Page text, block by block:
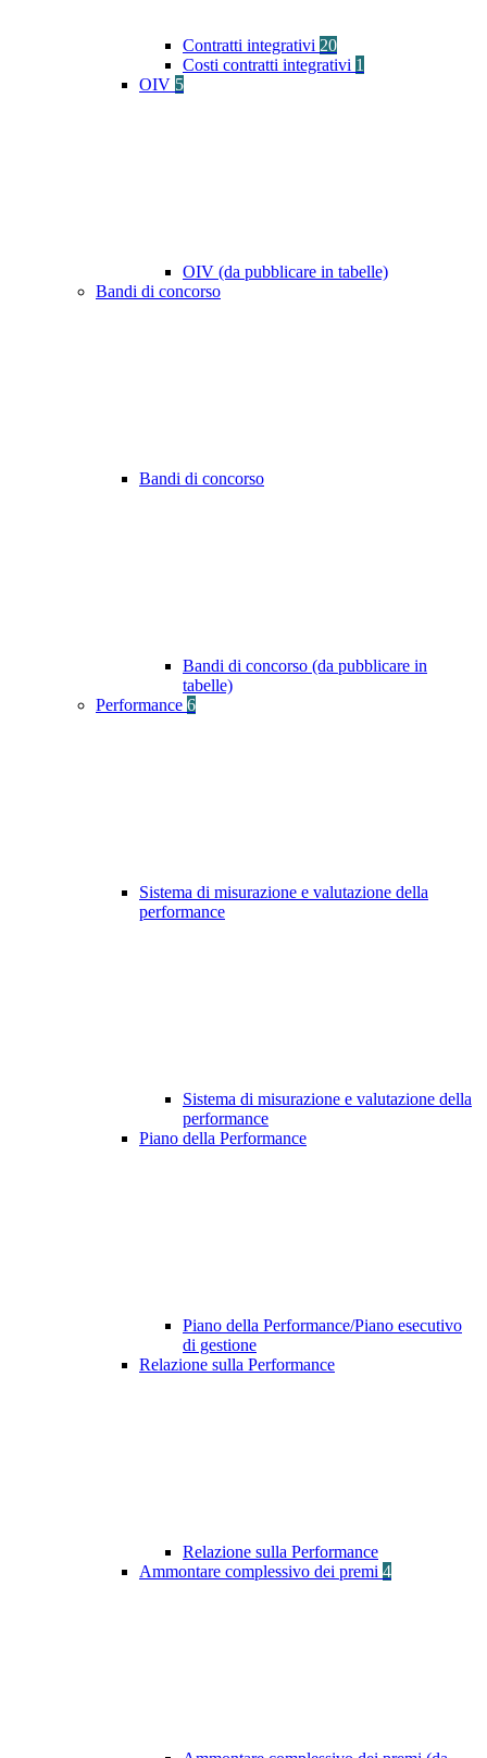
Contratti integrativi 20
Costi contratti integrativi 1
OIV 5
OIV (da pubblicare in tabelle)
Bandi di concorso
Bandi di concorso
Bandi di concorso (da pubblicare in
tabelle)
Performance 6
Sistema di misurazione e valutazione della
performance
Sistema di misurazione e valutazione della
performance
Piano della Performance
Piano della Performance/Piano esecutivo
di gestione
Relazione sulla Performance
Relazione sulla Performance
Ammontare complessivo dei premi 4